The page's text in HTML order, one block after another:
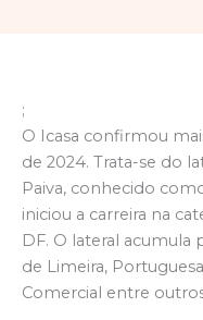
;
O Icasa confirmou
de 2024. Trata-se do
Paiva, conhecido
iniciou a carreira na
DF. O lateral acumula
de Limeira,
Comercial entre